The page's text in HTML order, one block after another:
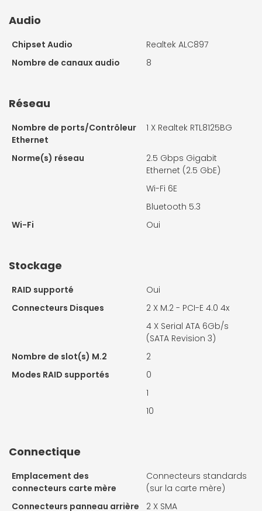
Audio
Chipset Audio
Realtek ALC897
Nombre de canaux audio
8
Réseau
Nombre de ports/Contrôleur
Ethernet
1 X Realtek RTL8125BG
Norme(s) réseau
2.5 Gbps Gigabit
Ethernet (2.5 GbE)
Wi-Fi 6E
Bluetooth 5.3
Wi-Fi
Oui
Stockage
RAID supporté
Oui
Connecteurs Disques
2 X M.2 - PCI-E 4.0 4x
4 X Serial ATA 6Gb/s
(SATA Revision 3)
Nombre de slot(s) M.2
2
Modes RAID supportés
0
1
10
Connectique
Emplacement des
connecteurs carte mère
Connecteurs standards
(sur la carte mère)
Connecteurs panneau arrière
2 X SMA